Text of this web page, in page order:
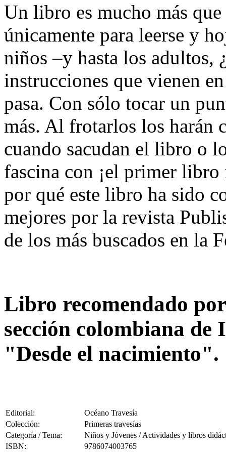
Un libro es mucho más
únicamente para leerse y
niños –y hasta los adultos,
instrucciones que vienen
pasa. Con sólo tocar un
más. Al frotarlos los harán
cuando sacudan el libro o
fascina con ¡el primer
por qué este libro ha sido
mejores por la revista
de los más buscados en la
Libro recomendado
sección colombiana de
"Desde el nacimiento".
Editorial:
Océano Travesía
Colección:
Primeras travesías
Categoría / Tema:
Niños y Jóvenes / Actividades y libros
ISBN:
9786074003765